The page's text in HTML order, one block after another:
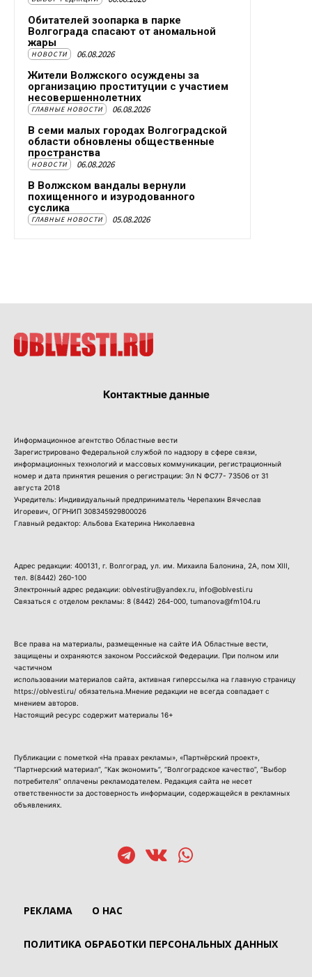
Обитателей зоопарка в парке
Волгограда спасают от аномальной
жары
НОВОСТИ 06.08.2026
Жители Волжского осуждены за
организацию проституции с участием
несовершеннолетних
ГЛАВНЫЕ НОВОСТИ 06.08.2026
В семи малых городах Волгоградской
области обновлены общественные
пространства
НОВОСТИ 06.08.2026
В Волжском вандалы вернули
похищенного и изуродованного
суслика
ГЛАВНЫЕ НОВОСТИ 05.08.2026
Контактные данные
Информационное агентство Областные вести
Зарегистрировано Федеральной службой по надзору в сфере связи,
информационных технологий и массовых коммуникации, регистрационный
номер и дата принятия решения о регистрации: Эл N ФС77- 73506 от 31
августа 2018
Учредитель: Индивидуальный предприниматель Черепахин Вячеслав
Игоревич, ОГРНИП 308345929800026
Главный редактор: Альбова Екатерина Николаевна
Адрес редакции: 400131, г. Волгоград, ул. им. Михаила Балонина, 2А, пом XIII,
тел. 8(8442) 260-100
Электронный адрес редакции: oblvestiru@yandex.ru, info@oblvesti.ru
Связаться с отделом рекламы: 8 (8442) 264-000 , tumanova@fm104.ru
Все права на материалы, размещенные на сайте ИА Областные вести,
защищены и охраняются законом Российской Федерации. При полном или
частичном
использовании материалов сайта, активная гиперссылка на главную страницу
https://oblvesti.ru/ обязательна.Мнение редакции не всегда совпадает с
мнением авторов.
Настоящий ресурс содержит материалы 16+
Публикации с пометкой «На правах рекламы», «Партнёрский проект»,
“Партнерский материал”, “Как экономить”, “Волгоградское качество”, “Выбор
потребителя” оплачены рекламодателем. Редакция сайта не несет
ответственности за достоверность информации, содержащейся в рекламных
объявлениях.
РЕКЛАМА О НАС
ПОЛИТИКА ОБРАБОТКИ ПЕРСОНАЛЬНЫХ ДАННЫХ